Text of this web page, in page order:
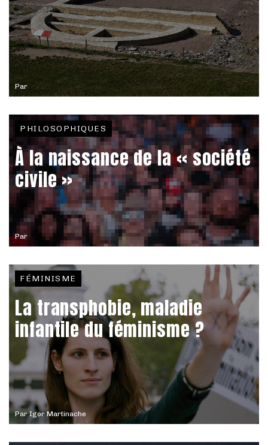
Par
Par
PHILOSOPHIQUES
À la naissance de la « société
civile »
ParIgor Martinache
FÉMINISME
La transphobie, maladie
infantile du féminisme ?